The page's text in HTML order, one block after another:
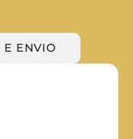
E ENVIO